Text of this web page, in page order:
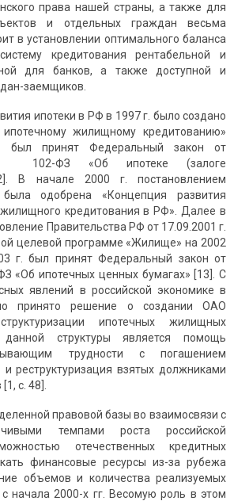
права нашей страны, а также для
и отдельных граждан весьма
в установлении оптимального баланса
кредитования рентабельной и
для банков, а также доступной и
заемщиков.
ипотеки в РФ в 1997 г. было создано
жилищному кредитованию»
принят Федеральный закон от
102-ФЗ «Об ипотеке (залоге
В начале 2000 г. постановлением
одобрена «Концепция развития
кредитования в РФ». Далее в
Правительства РФ от 17.09.2001 г.
целевой программе «Жилище» на 2002
г. был принят Федеральный закон от
«Об ипотечных ценных бумагах» [13]. С
явлений в российской экономике в
принято решение о создании ОАО
ипотечных жилищных
структуры является помощь
трудности с погашением
и реструктуризация взятых должниками
с. 48].
правовой базы во взаимосвязи с
темпами роста российской
отечественных кредитных
финансовые ресурсы из-за рубежа
объемов и количества реализуемых
начала 2000-х гг. Весомую роль в этом